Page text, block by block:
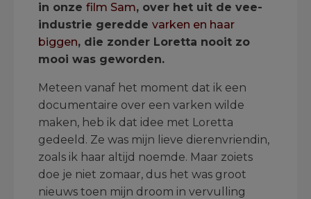
in onze film Sam, over het uit de vee-
industrie geredde varken en haar
biggen, die zonder Loretta nooit zo
mooi was geworden.
Meteen vanaf het moment dat ik een
documentaire over een varken wilde
maken, heb ik dat idee met Loretta
gedeeld. Ze was mijn lieve dierenvriendin,
zoals ik haar altijd noemde. Maar zoiets
doe je niet zomaar, dus het was groot
nieuws toen mijn droom in vervulling